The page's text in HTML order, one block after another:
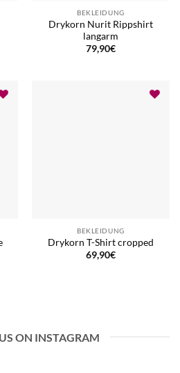
BEKLEIDUNG
Drykorn Nurit Rippshirt
langarm
79,90€
BEKLEIDUNG
Drykorn T-Shirt cropped
69,90€
ON INSTAGRAM